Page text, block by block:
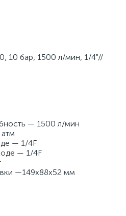
10 бар, 1500 л/мин, 1/4"//
— 1500 л/мин
— 1/4F
— 1/4F
—149x88x52 мм